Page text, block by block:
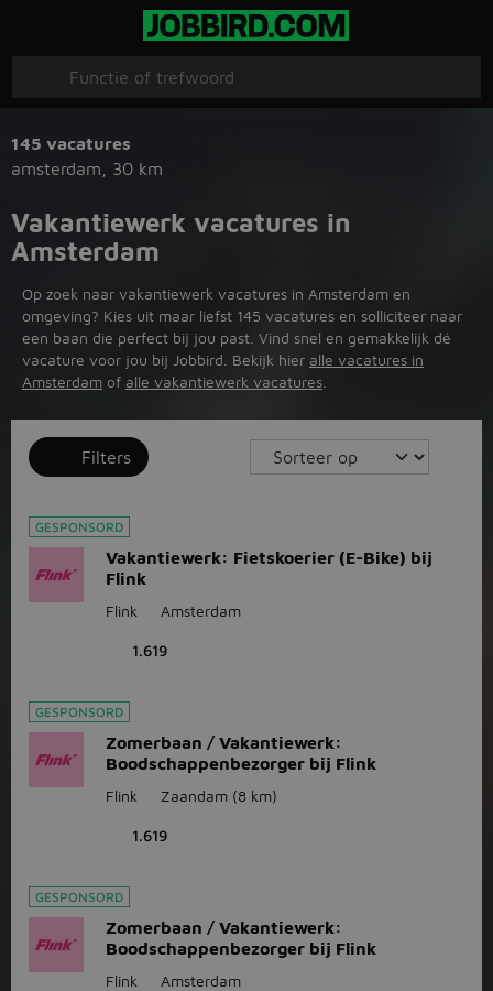
145 vacatures
amsterdam
30 km
Vakantiewerk vacatures in
Amsterdam
Op zoek naar vakantiewerk vacatures in Amsterdam en
omgeving? Kies uit maar liefst 145 vacatures en solliciteer naar
een baan die perfect bij jou past. Vind snel en gemakkelijk dé
vacature voor jou bij Jobbird. Bekijk hier alle vacatures in
Amsterdam of alle vakantiewerk vacatures
Filters
GESPONSORD
Vakantiewerk: Fietskoerier (E-Bike) bij
Flink
Flink Amsterdam
1.619
GESPONSORD
Zomerbaan / Vakantiewerk:
Boodschappenbezorger bij Flink
Flink Zaandam (8 km)
1.619
GESPONSORD
Zomerbaan / Vakantiewerk:
Boodschappenbezorger bij Flink
Flink Amsterdam